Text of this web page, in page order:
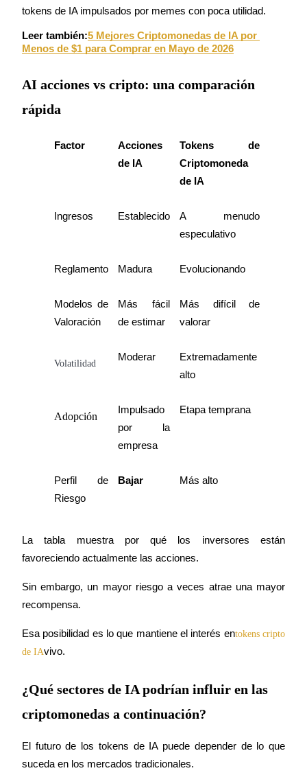
tokens de IA impulsados por memes con poca utilidad.
Leer también:5 Mejores Criptomonedas de IA por
Menos de $1 para Comprar en Mayo de 2026
AI acciones vs cripto: una comparación
rápida
Factor
Acciones
de IA
Tokens de
Criptomoneda
de IA
Ingresos Establecido
A menudo
especulativo
Reglamento Madura Evolucionando
Modelos de
Valoración
Más fácil
de estimar
Más difícil de
valorar
Volatilidad
Moderar
Extremadamente
alto
Adopción
Impulsado
por la
empresa
Etapa temprana
Perfil de
Riesgo
Bajar Más alto
La tabla muestra por qué los inversores están
favoreciendo actualmente las acciones.
Sin embargo, un mayor riesgo a veces atrae una mayor
recompensa.
Esa posibilidad es lo que mantiene el interés entokens cripto
de IAvivo.
¿Qué sectores de IA podrían influir en las
criptomonedas a continuación?
El futuro de los tokens de IA puede depender de lo que
suceda en los mercados tradicionales.